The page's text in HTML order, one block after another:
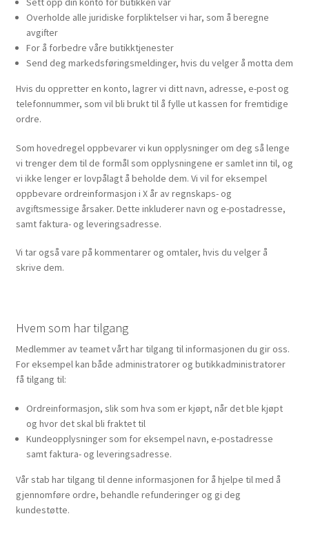
Overholde alle juridiske forpliktelser vi har, som å beregne
avgifter
For å forbedre våre butikktjenester
Send deg markedsføringsmeldinger, hvis du velger å motta dem
Hvis du oppretter en konto, lagrer vi ditt navn, adresse, e-post og
telefonnummer, som vil bli brukt til å fylle ut kassen for fremtidige
ordre.
Som hovedregel oppbevarer vi kun opplysninger om deg så lenge
vi trenger dem til de formål som opplysningene er samlet inn til, og
vi ikke lenger er lovpålagt å beholde dem. Vi vil for eksempel
oppbevare ordreinformasjon i X år av regnskaps- og
avgiftsmessige årsaker. Dette inkluderer navn og e-postadresse,
samt faktura- og leveringsadresse.
Vi tar også vare på kommentarer og omtaler, hvis du velger å
skrive dem.
Hvem som har tilgang
Medlemmer av teamet vårt har tilgang til informasjonen du gir oss.
For eksempel kan både administratorer og butikkadministratorer
få tilgang til:
Ordreinformasjon, slik som hva som er kjøpt, når det ble kjøpt
og hvor det skal bli fraktet til
Kundeopplysninger som for eksempel navn, e-postadresse
samt faktura- og leveringsadresse.
Vår stab har tilgang til denne informasjonen for å hjelpe til med å
gjennomføre ordre, behandle refunderinger og gi deg
kundestøtte.